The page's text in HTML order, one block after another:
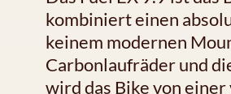
kombiniert einen
keinem modernen
Carbonlaufräder und
wird das Bike von